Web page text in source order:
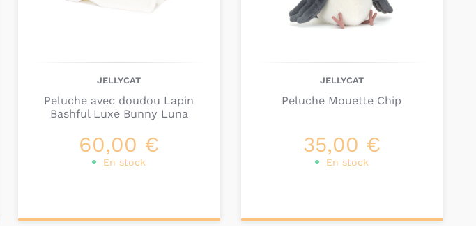
JELLYCAT
Peluche avec doudou Lapin
Bashful Luxe Bunny Luna
60,00 €
En stock
JELLYCAT
Peluche Mouette Chip
35,00 €
En stock